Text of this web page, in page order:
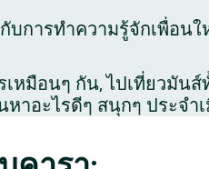
บการทำความรู้จักเพื่อ
หมือนๆ กัน, ไปเที่ยวมั
าอะไรดีๆ สนุกๆ ประจำ